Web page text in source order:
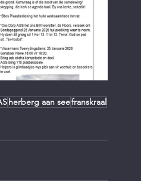
herberg aan seefranskraal